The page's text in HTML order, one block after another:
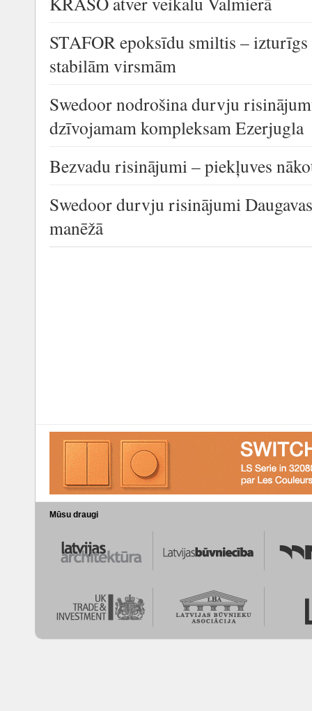
STAFOR epoksīdu smiltis –
stabilām virsmām
Swedoor nodrošina durvju
dzīvojamam kompleksam Ezerjugla
Bezvadu risinājumi – piekļuves
Swedoor durvju risinājumi
manēžā
Mūsu draugi